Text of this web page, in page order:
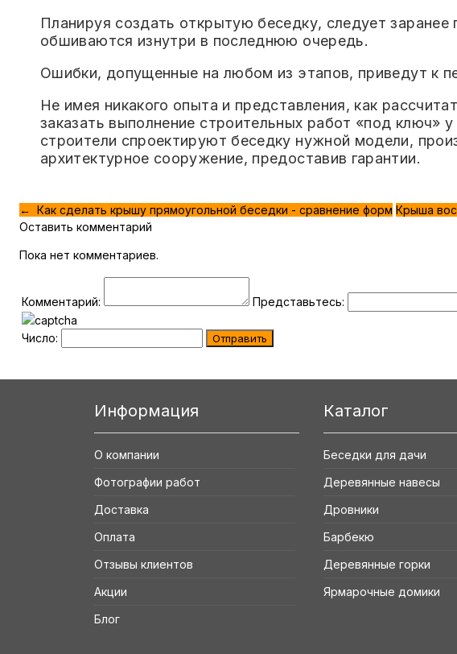
Планируя создать открытую беседку, следует
обшиваются изнутри в последнюю очередь.
Ошибки, допущенные на любом из этапов, приведут к
Не имея никакого опыта и представления, как
заказать выполнение строительных работ «под
строители спроектируют беседку нужной модели,
архитектурное сооружение, предоставив гарантии.
← Как сделать крышу прямоугольной беседки - сравнение форм Крыша
Оставить комментарий
Пока нет комментариев.
Комментарий: Представьтесь:
Число:
Информация
О компании
Фотографии работ
Доставка
Оплата
Отзывы клиентов
Акции
Блог
Каталог
Беседки для дачи
Деревянные навесы
Дровники
Барбекю
Деревянные горки
Ярмарочные домики